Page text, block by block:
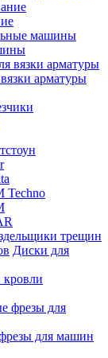
машины
арматуры
Techno
трещин
Диски для
кровли
для машин